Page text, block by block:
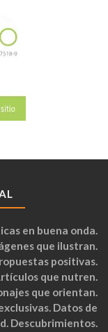
en buena onda.
que ilustran.
positivas.
que nutren.
que orientan.
Datos de
Descubrimientos.